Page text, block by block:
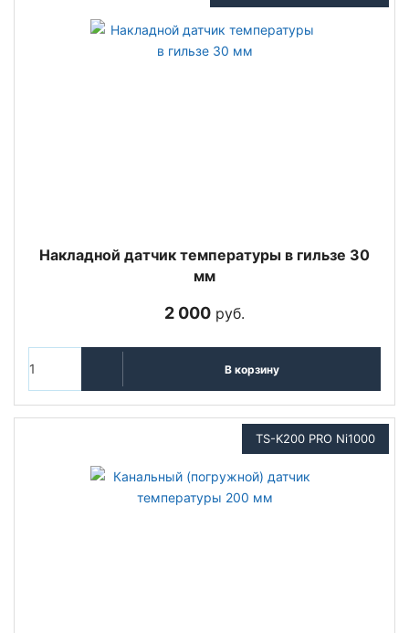
Накладной датчик температуры в гильзе 30
мм
2 000 руб.
В корзину
TS-K200 PRO Ni1000